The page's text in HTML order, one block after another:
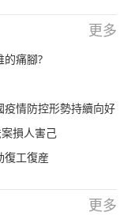
更多
的痛腳?
疫情防控形勢持續向好
損人害己
復工復産
更多